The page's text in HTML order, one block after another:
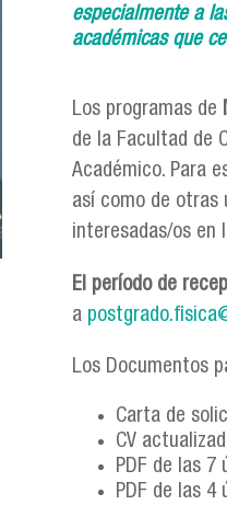
especialmente a
académicas que
Los programas de
de la Facultad de
Académico. Para
así como de otras
interesadas/os en
El período de
a
Los Documentos
Carta de
CV
​PDF de las 7
PDF de las 4